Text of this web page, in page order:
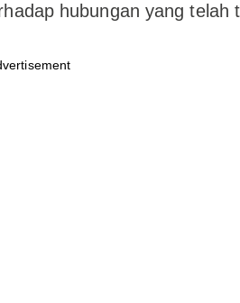
hubungan yang telah